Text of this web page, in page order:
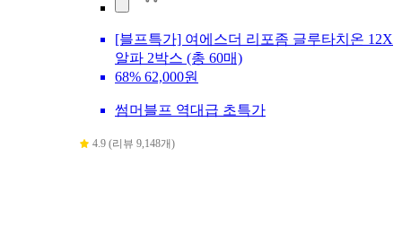
[블프특가] 여에스더 리포좀 글루타치온 12X
알파 2박스 (총 60매)
68% 62,000원
썸머블프 역대급 초특가
4.9 (리뷰 9,148개)